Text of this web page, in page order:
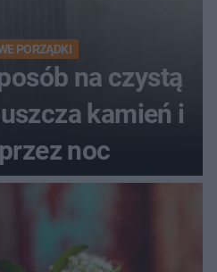
PORZĄDKI
na czystą
kamień i
noc